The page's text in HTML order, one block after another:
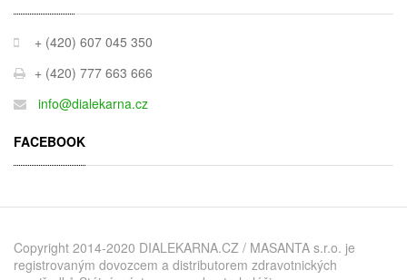
+ (420) 607 045 350
+ (420) 777 663 666
info@dialekarna.cz
FACEBOOK
Copyright 2014-2020 DIALEKARNA.CZ / MASANTA s.r.o. je
registrovaným dovozcem a distributorem zdravotnických